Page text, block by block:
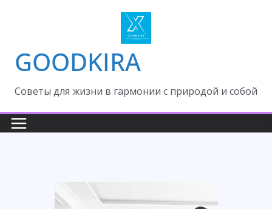
GOODKIRA
Cоветы для жизни в гармонии с природой и собой